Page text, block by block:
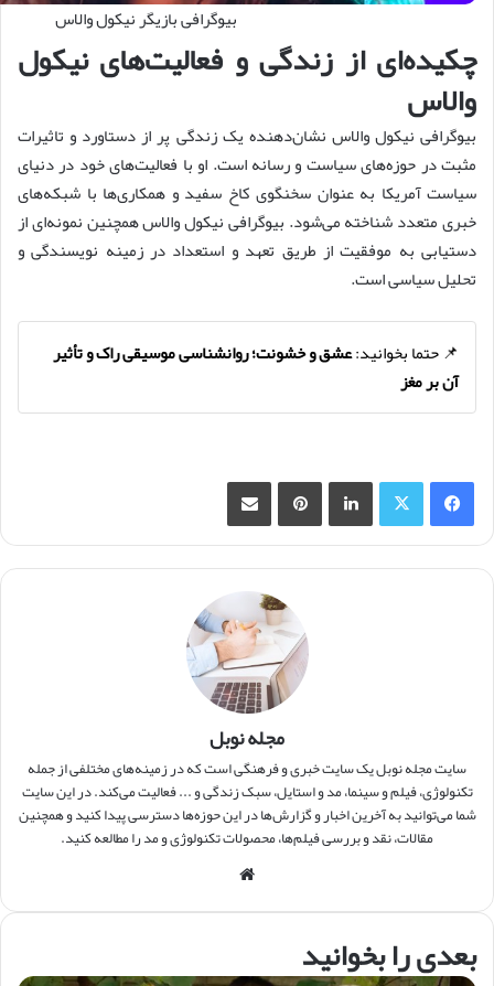
بیوگرافی بازیگر نیکول والاس
چکیده‌ای از زندگی و فعالیت‌های نیکول
والاس
بیوگرافی نیکول والاس نشان‌دهنده یک زندگی پر از دستاورد و تاثیرات
مثبت در حوزه‌های سیاست و رسانه است. او با فعالیت‌های خود در دنیای
سیاست آمریکا به عنوان سخنگوی کاخ سفید و همکاری‌ها با شبکه‌های
خبری متعدد شناخته می‌شود. بیوگرافی نیکول والاس همچنین نمونه‌ای از
دستیابی به موفقیت از طریق تعهد و استعداد در زمینه نویسندگی و
تحلیل سیاسی است.
📌 حتما بخوانید:عشق و خشونت؛ روانشناسی موسیقی راک و تأثیر
آن بر مغز
فیس بوک X لینکدین ‫پین‌ترست
مجله نوبل
سایت مجله نوبل یک سایت خبری و فرهنگی است که در زمینه‌های مختلفی از جمله
تکنولوژی، فیلم و سینما، مد و استایل، سبک زندگی و ... فعالیت می‌کند. در این سایت
شما می‌توانید به آخرین اخبار و گزارش‌ها در این حوزه‌ها دسترسی پیدا کنید و همچنین
مقالات، نقد و بررسی فیلم‌ها، محصولات تکنولوژی و مد را مطالعه کنید.
بعدی را بخوانید